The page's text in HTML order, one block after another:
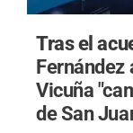
Tras el
Fernández
Vicuña
de San